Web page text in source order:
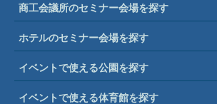
商工会議所のセミナー会場を探す
ホテルのセミナー会場を探す
イベントで使える公園を探す
イベントで使える体育館を探す